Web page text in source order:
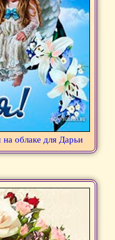
облаке для Дарьи